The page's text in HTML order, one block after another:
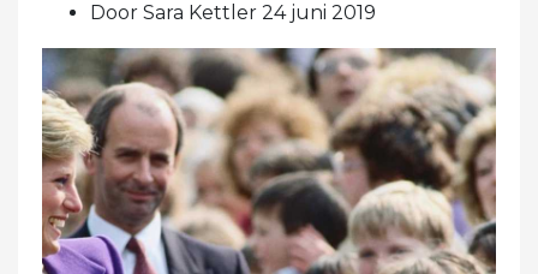
Door Sara Kettler 24 juni 2019